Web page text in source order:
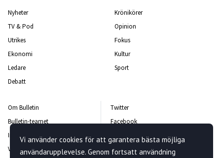
Nyheter
TV & Pod
Utrikes
Ekonomi
Ledare
Debatt
Krönikörer
Opinion
Fokus
Kultur
Sport
Om Bulletin
Bulletin-teamet
Integritetspolicy
Vanliga frågor och svar
Twitter
Facebook
Instagram
Kontakta oss
Vi använder cookies för att garantera bästa möjliga
användarupplevelse. Genom fortsatt användning